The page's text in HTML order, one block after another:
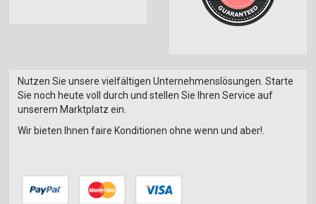
Nutzen Sie unsere vielfältigen Unternehmenslösungen. Starte
Sie noch heute voll durch und stellen Sie Ihren Service auf
unserem Marktplatz ein.
Wir bieten Ihnen faire Konditionen ohne wenn und aber!.